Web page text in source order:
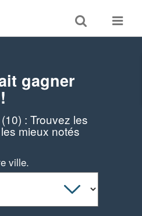
Toggle
search
Toggle
gagner
: Trouvez les
mieux notés
ville.